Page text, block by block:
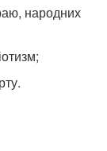
народних